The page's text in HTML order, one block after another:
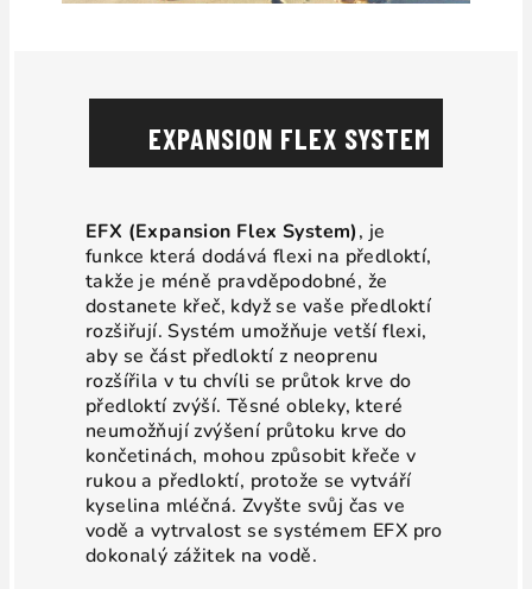
EXPANSION FLEX SYSTEM
EFX (Expansion Flex System), je
funkce která dodává flexi na předloktí,
takže je méně pravděpodobné, že
dostanete křeč, když se vaše předloktí
rozšiřují. Systém umožňuje vetší flexi,
aby se část předloktí z neoprenu
rozšířila v tu chvíli se průtok krve do
předloktí zvýší. Těsné obleky, které
neumožňují zvýšení průtoku krve do
končetinách, mohou způsobit křeče v
rukou a předloktí, protože se vytváří
kyselina mléčná. Zvyšte svůj čas ve
vodě a vytrvalost se systémem EFX pro
dokonalý zážitek na vodě.